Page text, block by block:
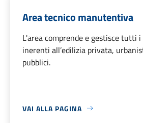
Area tecnico manutentiva
L'area comprende e gestisce tutti
inerenti all’edilizia privata,
pubblici.
VAI ALLA PAGINA